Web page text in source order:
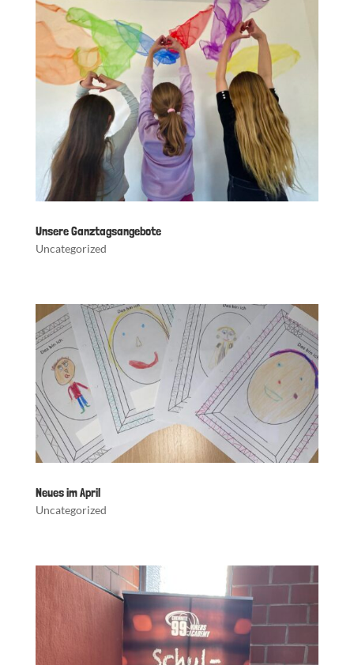
Unsere Ganztagsangebote
Uncategorized
Neues im April
Uncategorized